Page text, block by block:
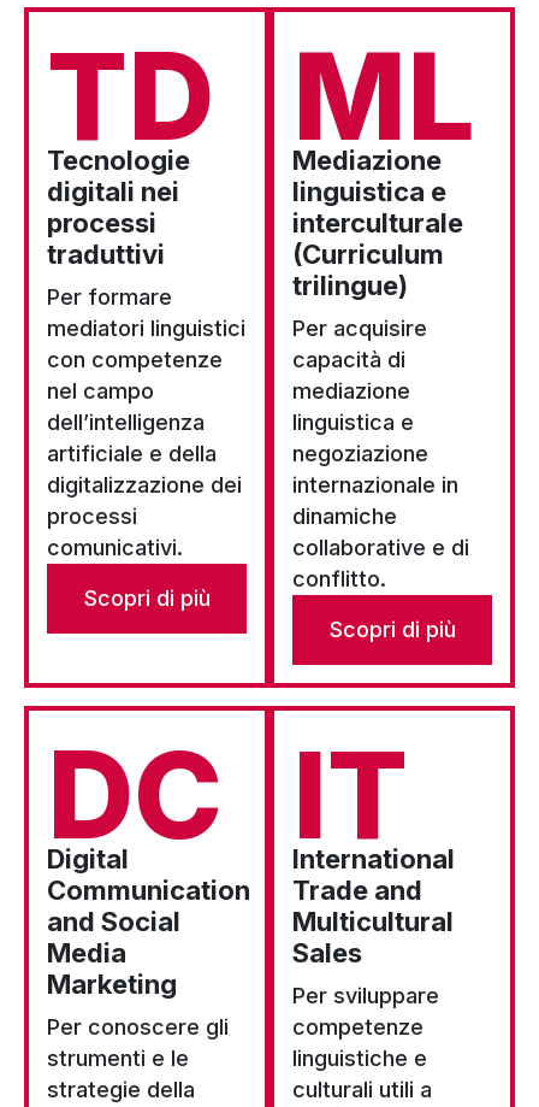
TD
Tecnologie
digitali nei
processi
traduttivi
Per formare
mediatori linguistici
con competenze
nel campo
dell’intelligenza
artificiale e della
digitalizzazione dei
processi
comunicativi.
Scopri di più
ML
Mediazione
linguistica e
interculturale
(Curriculum
trilingue)
Per acquisire
capacità di
mediazione
linguistica e
negoziazione
internazionale in
dinamiche
collaborative e di
conflitto.
Scopri di più
DC
Digital
Communication
and Social
Media
Marketing
Per conoscere gli
strumenti e le
strategie della
IT
International
Trade and
Multicultural
Sales
Per sviluppare
competenze
linguistiche e
culturali utili a